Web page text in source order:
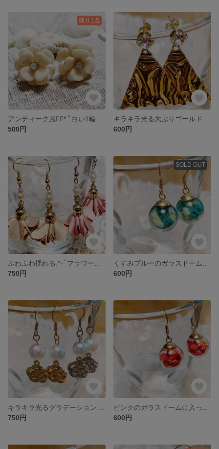
残り1点
500円
600円
750円
SOLD OUT
600円
750円
600円